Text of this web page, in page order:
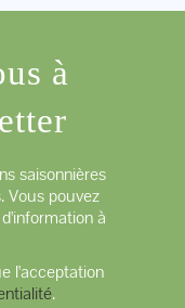
à
saisonnières
Vous pouvez
à
l'acceptation
.